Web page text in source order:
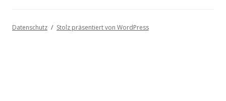
Datenschutz Stolz präsentiert von WordPress